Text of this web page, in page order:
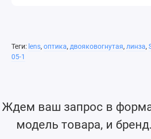
Теги: lens, оптика, двояковогнутая, линза,
05-1
Ждем ваш запрос в
модель товара, и